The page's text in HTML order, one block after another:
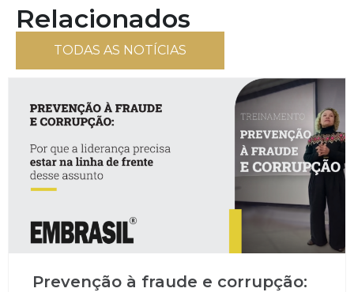
Relacionados
TODAS AS NOTÍCIAS
Prevenção à fraude e corrupção: